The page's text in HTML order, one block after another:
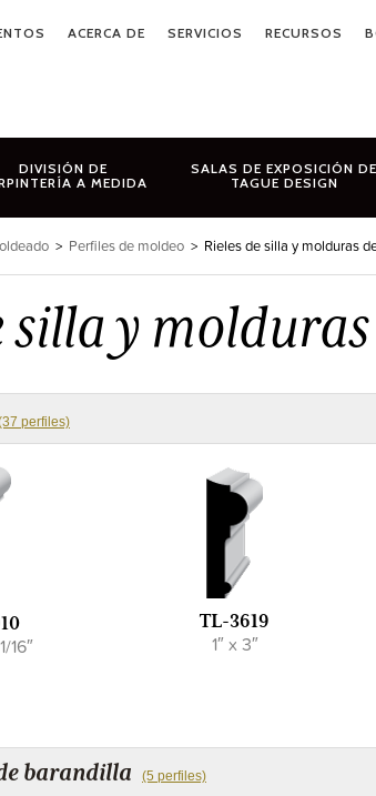
ACERCA DE SERVICIOS RECURSOS
DIVISIÓN DE
A MEDIDA
SALAS DE EXPOSICIÓN DE
TAGUE DESIGN
> Perfiles de moldeo > Rieles de silla y molduras
silla y
perfiles)
16″
TL-3619
1″ x 3″
barandilla (5 perfiles)